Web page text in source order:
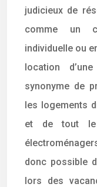
judicieux de
comme un
individuelle ou
location
synonyme de
les logements
et de tout le
donc possible
lors des